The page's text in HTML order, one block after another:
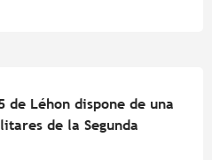
de Léhon dispone de una
de la Segunda